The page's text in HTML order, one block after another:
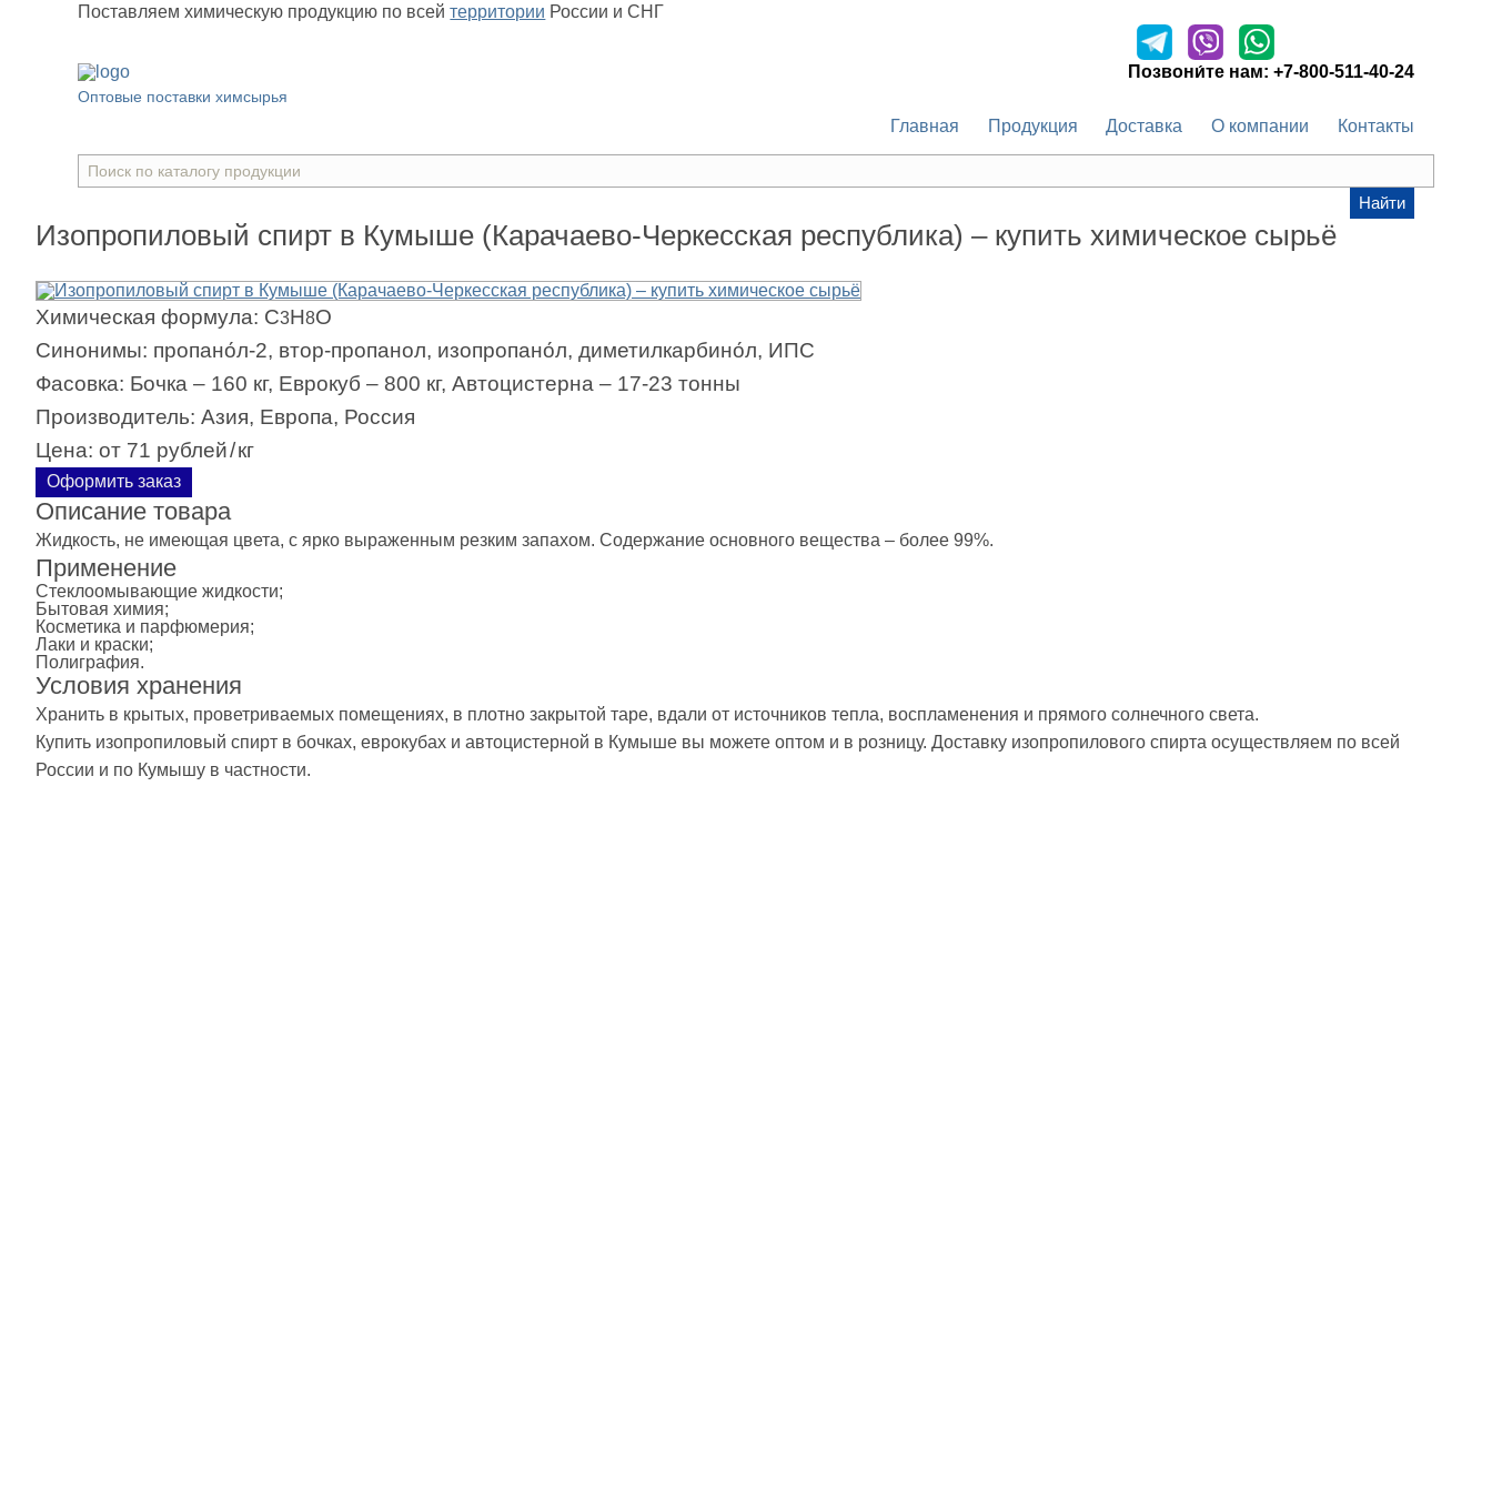
Поставляем химическую продукцию по всейтерритории России и СНГ
Оптовые поставки химсырья
Позвони́те нам: +7-800-511-40-24
Главная Продукция Доставка О компании Контакты
Найти
Изопропиловый спирт в Кумыше (Карачаево-Черкесская республика) – купить химическое сырьё
Химическая формула: C3H8O
Синонимы: пропано́л-2, втор-пропанол, изопропано́л, диметилкарбино́л, ИПС
Фасовка: Бочка – 160 кг, Еврокуб – 800 кг, Автоцистерна – 17-23 тонны
Производитель: Азия, Европа, Россия
Цена: от 71 рублей/кг
Оформить заказ
Описание товара
Жидкость, не имеющая цвета, с ярко выраженным резким запахом. Содержание основного вещества – более 99%.
Применение
Стеклоомывающие жидкости;
Бытовая химия;
Косметика и парфюмерия;
Лаки и краски;
Полиграфия.
Условия хранения
Хранить в крытых, проветриваемых помещениях, в плотно закрытой таре, вдали от источников тепла, воспламенения и прямого солнечного света.
Купить изопропиловый спирт в бочках, еврокубах и автоцистерной в Кумыше вы можете оптом и в розницу. Доставку изопропилового спирта осуществляем по всей
России и по Кумышу в частности.